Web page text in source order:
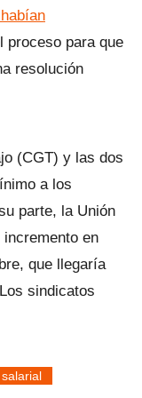
proceso para que
resolución
(CGT) y las dos
a los
parte, la Unión
en
que llegaría
sindicatos